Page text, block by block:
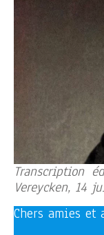
Transcription
Vereycken, 14
Chers amies et